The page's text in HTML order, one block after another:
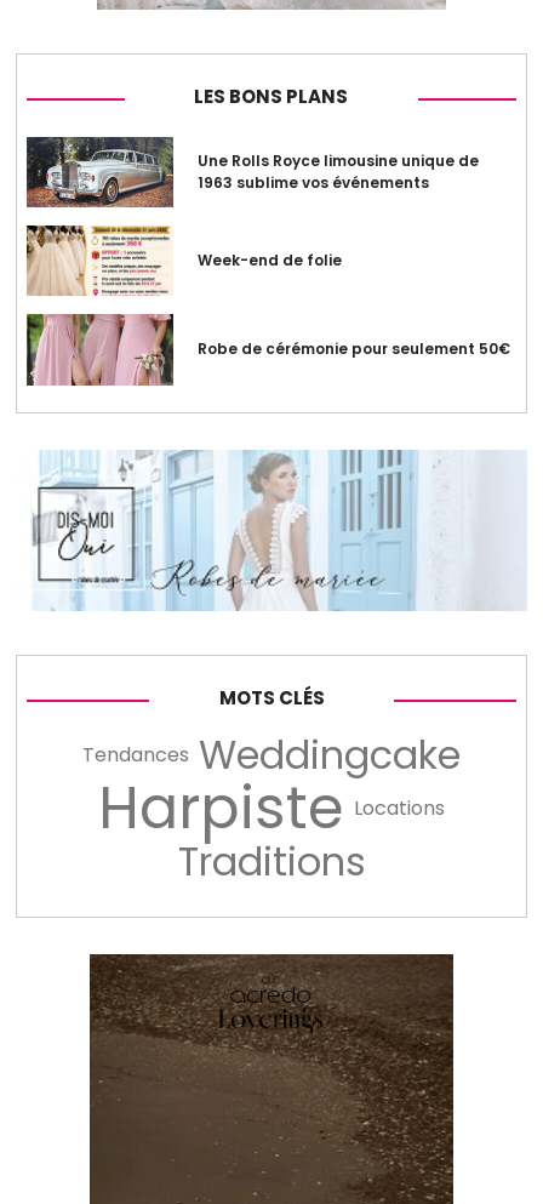
LES BONS PLANS
Une Rolls Royce limousine unique de
1963 sublime vos événements
Week-end de folie
Robe de cérémonie pour seulement 50€
MOTS CLÉS
Tendances Weddingcake
Harpiste Locations
Traditions